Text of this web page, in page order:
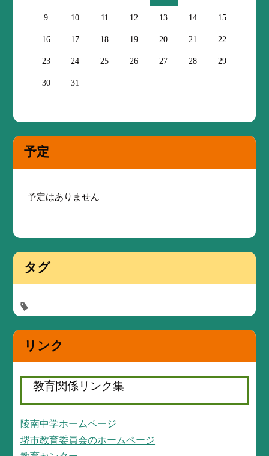
9 10 11 12 13 14 15
16 17 18 19 20 21 22
23 24 25 26 27 28 29
30 31
予定
予定はありません
タグ
リンク
教育関係リンク集
陵南中学ホームページ
堺市教育委員会のホームページ